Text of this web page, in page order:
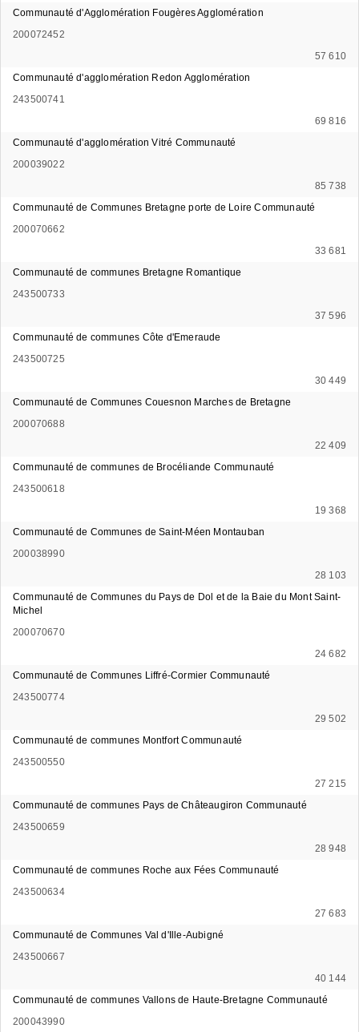
Communauté d'Agglomération Fougères Agglomération
200072452
57 610
Communauté d'agglomération Redon Agglomération
243500741
69 816
Communauté d'agglomération Vitré Communauté
200039022
85 738
Communauté de Communes Bretagne porte de Loire Communauté
200070662
33 681
Communauté de communes Bretagne Romantique
243500733
37 596
Communauté de communes Côte d'Emeraude
243500725
30 449
Communauté de Communes Couesnon Marches de Bretagne
200070688
22 409
Communauté de communes de Brocéliande Communauté
243500618
19 368
Communauté de Communes de Saint-Méen Montauban
200038990
28 103
Communauté de Communes du Pays de Dol et de la Baie du Mont Saint-
Michel
200070670
24 682
Communauté de Communes Liffré-Cormier Communauté
243500774
29 502
Communauté de communes Montfort Communauté
243500550
27 215
Communauté de communes Pays de Châteaugiron Communauté
243500659
28 948
Communauté de communes Roche aux Fées Communauté
243500634
27 683
Communauté de Communes Val d'Ille-Aubigné
243500667
40 144
Communauté de communes Vallons de Haute-Bretagne Communauté
200043990